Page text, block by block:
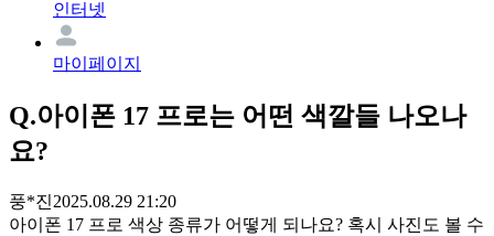
인터넷
마이페이지
Q.아이폰 17 프로는 어떤 색깔들 나오나
요?
풍*진2025.08.29 21:20
아이폰 17 프로 색상 종류가 어떻게 되나요? 혹시 사진도 볼 수